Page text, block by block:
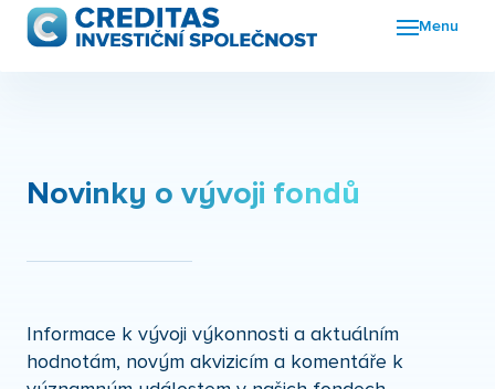
Menu
Novinky o vývoji fondů
Informace k vývoji výkonnosti a aktuálním
hodnotám, novým akvizicím a komentáře k